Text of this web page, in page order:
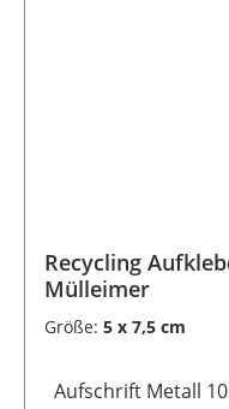
Recycling
Mülleimer
Größe: 5 x 7,5 cm